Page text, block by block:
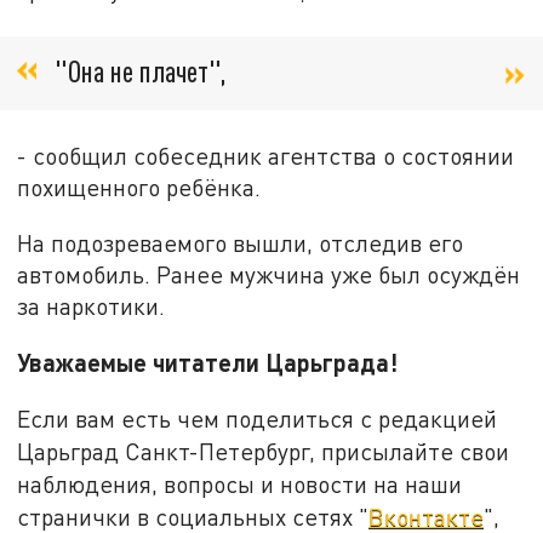
"Она не плачет",
- сообщил собеседник агентства о состоянии
похищенного ребёнка.
На подозреваемого вышли, отследив его
автомобиль. Ранее мужчина уже был осуждён
за наркотики.
Уважаемые читатели Царьграда!
Если вам есть чем поделиться с редакцией
Царьград Санкт-Петербург, присылайте свои
наблюдения, вопросы и новости на наши
странички в социальных сетях "Вконтакте",